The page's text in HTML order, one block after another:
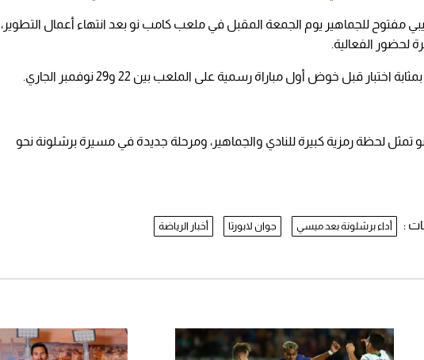
مفتوح للجماهير يوم الجمعة المقبل في ملعب كامب نو بعد انتهاء أعمال التطوير،
قبل خوض أول مباراة رسمية على الملعب بين 22 و29 نوفمبر الجاري.
تمثل لحظة رمزية كبيرة للنادي والجماهير، ومرحلة جديدة في مسيرة برشلونة نحو
: أداء برشلونة بعد ميسي جوان لابورتا أخبار الرياضة